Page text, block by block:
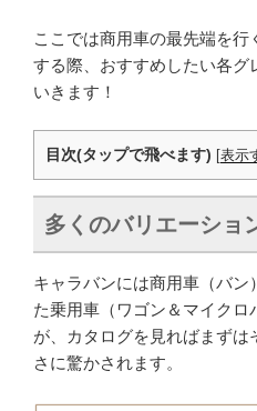
ここでは商用車の最先端を行
する際、おすすめしたい各グ
いきます！
目次(タップで飛べます) [表示
多くのバリエーショ
キャラバンには商用車（バン
た乗用車（ワゴン＆マイクロ
が、カタログを見ればまずは
さに驚かされます。